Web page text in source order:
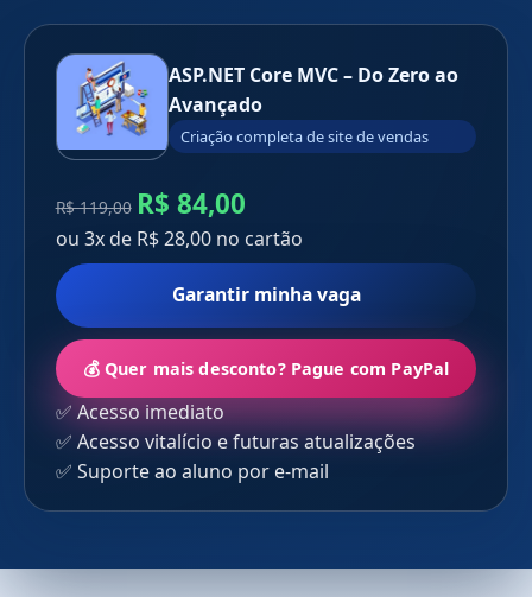
ASP.NET Core MVC – Do Zero ao
Avançado
Criação completa de site de vendas
R$ 119,00 R$ 84,00
ou 3x de R$ 28,00 no cartão
Garantir minha vaga
💰 Quer mais desconto? Pague com PayPal
✅ Acesso imediato
✅ Acesso vitalício e futuras atualizações
✅ Suporte ao aluno por e-mail